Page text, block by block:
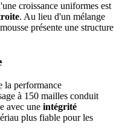
croissance uniformes est
. Au lieu d'un mélange
présente une structure
la performance
à 150 mailles conduit
avec une intégrité
plus fiable pour les